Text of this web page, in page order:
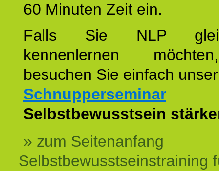
60 Minuten Zeit ein.
Falls Sie NLP
kennenlernen
besuchen Sie einfach unser
Schnupperseminar
Selbstbewusstsein
» zum Seitenanfang
Selbstbewusstseinstraining